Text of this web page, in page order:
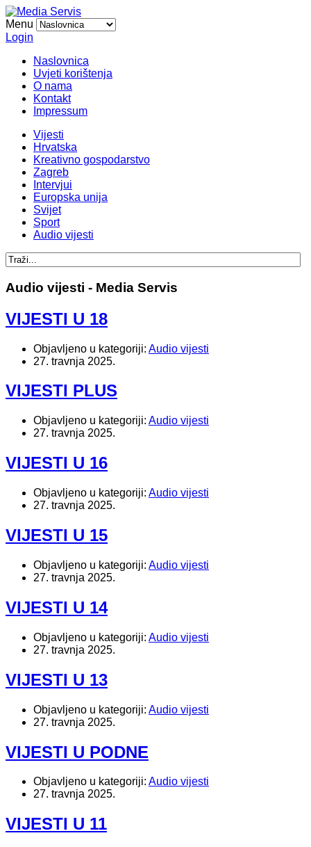
Menu
Login
Naslovnica
Uvjeti korištenja
O nama
Kontakt
Impressum
Vijesti
Hrvatska
Kreativno gospodarstvo
Zagreb
Intervjui
Europska unija
Svijet
Sport
Audio vijesti
Audio vijesti - Media Servis
VIJESTI U 18
Objavljeno u kategoriji: Audio vijesti
27. travnja 2025.
VIJESTI PLUS
Objavljeno u kategoriji: Audio vijesti
27. travnja 2025.
VIJESTI U 16
Objavljeno u kategoriji: Audio vijesti
27. travnja 2025.
VIJESTI U 15
Objavljeno u kategoriji: Audio vijesti
27. travnja 2025.
VIJESTI U 14
Objavljeno u kategoriji: Audio vijesti
27. travnja 2025.
VIJESTI U 13
Objavljeno u kategoriji: Audio vijesti
27. travnja 2025.
VIJESTI U PODNE
Objavljeno u kategoriji: Audio vijesti
27. travnja 2025.
VIJESTI U 11